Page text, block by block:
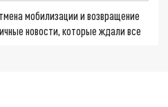
мобилизации и возвращение
новости, которые ждали все